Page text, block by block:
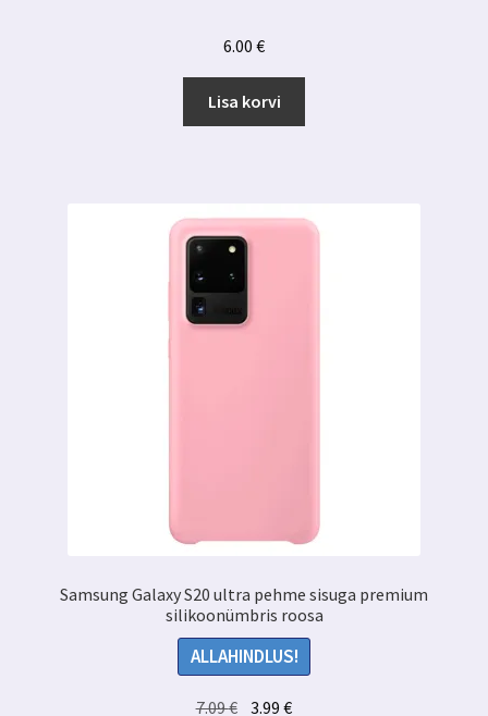
6.00 €
Lisa korvi
Samsung Galaxy S20 ultra pehme sisuga premium
silikoonümbris roosa
ALLAHINDLUS!
7.09€ Algne
3.99€Praegune